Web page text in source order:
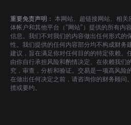
重要免责声明： 本网站、超链接网站、相关
体帐户和其他平台（“网站”）提供的所有内
信息。我们不对我们的内容做出任何形式的
性。我们提供的任何内容部分均不构成财务
建议，旨在满足你对任何目的的特定依赖。
由你自行承担风险和酌情决定。在依赖我们
究，审查，分析和验证。交易是一项高风险
在做出任何决定之前，请咨询你的财务顾问
揽或要约。